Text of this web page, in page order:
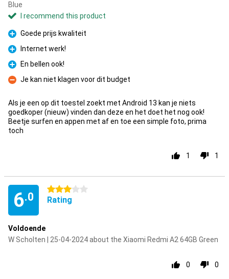
Blue
I recommend this product
Pro
Goede prijs kwaliteit
Pro
Internet werk!
Pro
En bellen ook!
Con
Je kan niet klagen voor dit budget
Als je een op dit toestel zoekt met Android 13 kan je niets
goedkoper (nieuw) vinden dan deze en het doet het nog ook!
Beetje surfen en appen met af en toe een simple foto, prima
toch
1 1
6.0
3 stars
Rating
Voldoende
W Scholten | 25-04-2024 about the Xiaomi Redmi A2 64GB Green
0 0